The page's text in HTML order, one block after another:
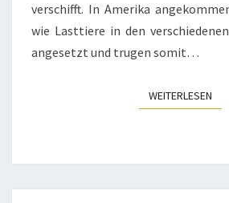
verschifft. In Amerika
wie Lasttiere in den
angesetzt und trugen somit…
WEITERLESEN